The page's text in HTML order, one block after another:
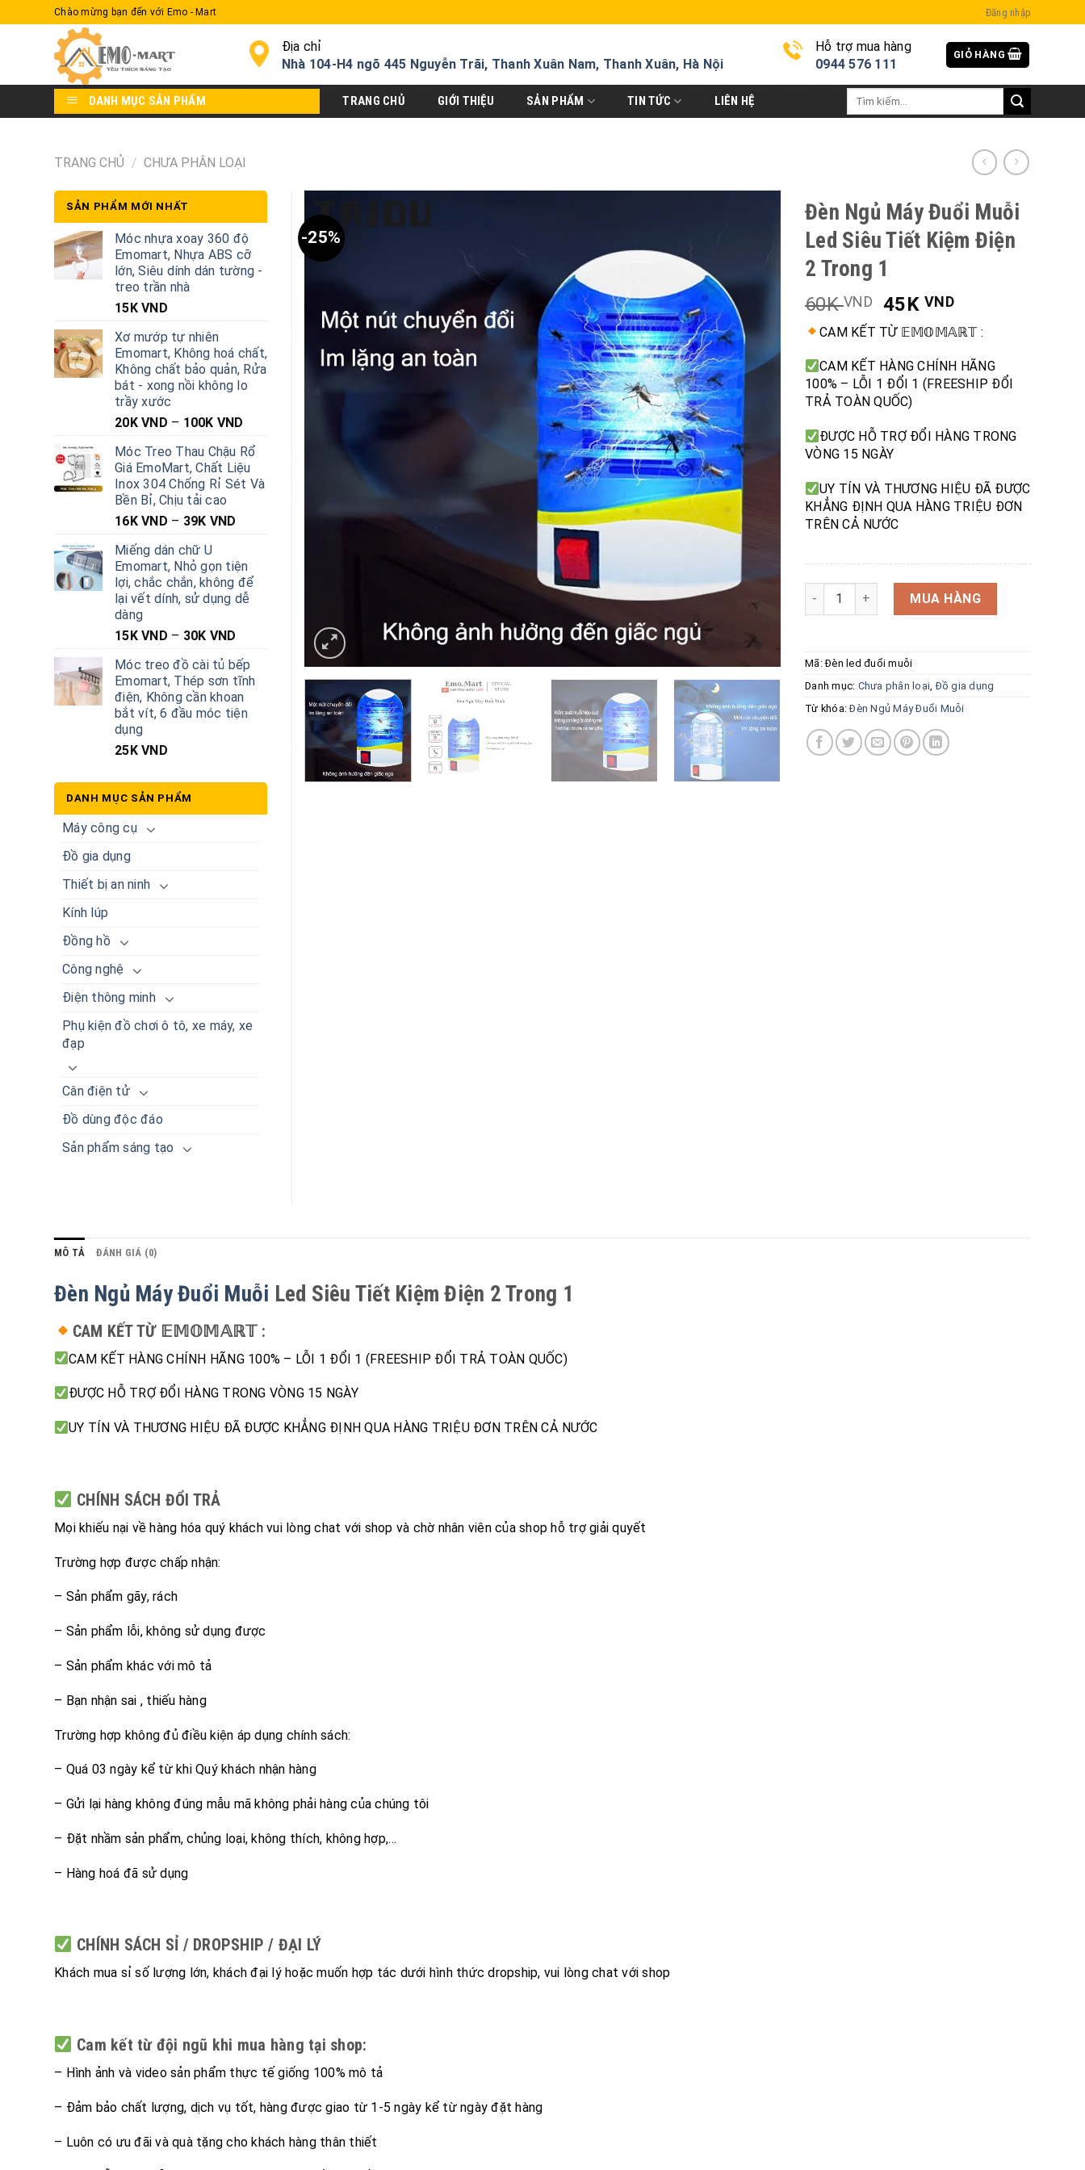
to
Chào mừng bạn đến với Emo - Mart Đăng nhập
Địa chỉ
Nhà 104-H4 ngõ 445 Nguyễn Trãi, Thanh Xuân Nam, Thanh Xuân, Hà Nội
Hỗ trợ mua hàng
0944 576 111
GIỎ HÀNG
DANH MỤC SẢN PHẨM TRANG CHỦ GIỚI THIỆU SẢN PHẨM TIN TỨC LIÊN HỆ
kiếm:
TRANG CHỦ / CHƯA PHÂN LOẠI
-25%
Đèn Ngủ Máy Đuổi Muỗi
Led Siêu Tiết Kiệm Điện
2 Trong 1
60KVND 45KVND
CAM KẾT TỪ 𝔼𝕄𝕆𝕄𝔸ℝ𝕋 :
CAM KẾT HÀNG CHÍNH HÃNG
100% – LỖI 1 ĐỔI 1 (FREESHIP ĐỔI
TRẢ TOÀN QUỐC)
ĐƯỢC HỖ TRỢ ĐỔI HÀNG TRONG
VÒNG 15 NGÀY
UY TÍN VÀ THƯƠNG HIỆU ĐÃ ĐƯỢC
KHẲNG ĐỊNH QUA HÀNG TRIỆU ĐƠN
TRÊN CẢ NƯỚC
Đèn Ngủ Máy Đuổi Muỗi Led Siêu Tiết Kiệm
MUA HÀNG
Mã:Đèn led đuổi muỗi
Danh mục: Chưa phân loại ,Đồ gia dụng
Từ khóa:Đèn Ngủ Máy Đuổi Muỗi
SẢN PHẨM MỚI NHẤT
Móc nhựa xoay 360 độ
Emomart, Nhựa ABS cỡ
lớn, Siêu dính dán tường -
treo trần nhà
15K VND
Xơ mướp tự nhiên
Emomart, Không hoá chất,
Không chất bảo quản, Rửa
bát - xong nồi không lo
trầy xước
20K VND – 100K VND
Móc Treo Thau Chậu Rổ
Giá EmoMart, Chất Liệu
Inox 304 Chống Rỉ Sét Và
Bền Bỉ, Chịu tải cao
16K VND – 39K VND
Miếng dán chữ U
Emomart, Nhỏ gọn tiện
lợi, chắc chắn, không để
lại vết dính, sử dụng dễ
dàng
15K VND – 30K VND
Móc treo đồ cài tủ bếp
Emomart, Thép sơn tĩnh
điện, Không cần khoan
bắt vít, 6 đầu móc tiện
dụng
25K VND
DANH MỤC SẢN PHẨM
Máy công cụ
Đồ gia dụng
Thiết bị an ninh
Kính lúp
Đồng hồ
Công nghệ
Điện thông minh
Phụ kiện đồ chơi ô tô, xe máy, xe
đạp
Cân điện tử
Đồ dùng độc đáo
Sản phẩm sáng tạo
MÔ TẢ ĐÁNH GIÁ (0)
Đèn Ngủ Máy Đuổi Muỗi Led Siêu Tiết Kiệm Điện 2 Trong 1
CAM KẾT TỪ 𝔼𝕄𝕆𝕄𝔸ℝ𝕋 :
CAM KẾT HÀNG CHÍNH HÃNG 100% – LỖI 1 ĐỔI 1 (FREESHIP ĐỔI TRẢ TOÀN QUỐC)
ĐƯỢC HỖ TRỢ ĐỔI HÀNG TRONG VÒNG 15 NGÀY
UY TÍN VÀ THƯƠNG HIỆU ĐÃ ĐƯỢC KHẲNG ĐỊNH QUA HÀNG TRIỆU ĐƠN TRÊN CẢ NƯỚC
CHÍNH SÁCH ĐỔI TRẢ
Mọi khiếu nại về hàng hóa quý khách vui lòng chat với shop và chờ nhân viên của shop hỗ trợ giải quyết
Trường hợp được chấp nhận:
– Sản phẩm gãy, rách
– Sản phẩm lỗi, không sử dụng được
– Sản phẩm khác với mô tả
– Bạn nhận sai , thiếu hàng
Trường hợp không đủ điều kiện áp dụng chính sách:
– Quá 03 ngày kể từ khi Quý khách nhận hàng
– Gửi lại hàng không đúng mẫu mã không phải hàng của chúng tôi
– Đặt nhầm sản phẩm, chủng loại, không thích, không hợp,…
– Hàng hoá đã sử dụng
CHÍNH SÁCH SỈ / DROPSHIP / ĐẠI LÝ
Khách mua sỉ số lượng lớn, khách đại lý hoặc muốn hợp tác dưới hình thức dropship, vui lòng chat với shop
Cam kết từ đội ngũ khi mua hàng tại shop:
– Hình ảnh và video sản phẩm thực tế giống 100% mô tả
– Đảm bảo chất lượng, dịch vụ tốt, hàng được giao từ 1-5 ngày kể từ ngày đặt hàng
– Luôn có ưu đãi và quà tặng cho khách hàng thân thiết